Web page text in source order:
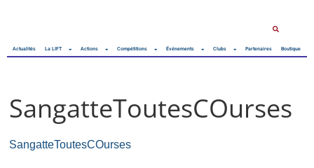
Actualités La LIFT Actions Compétitions Événements Clubs Partenaires Boutique
SangatteToutesCOurses
SangatteToutesCOurses